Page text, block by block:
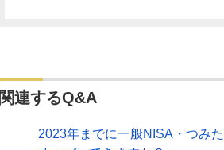
関連するQ&A
2023年までに一般NISA・つみ